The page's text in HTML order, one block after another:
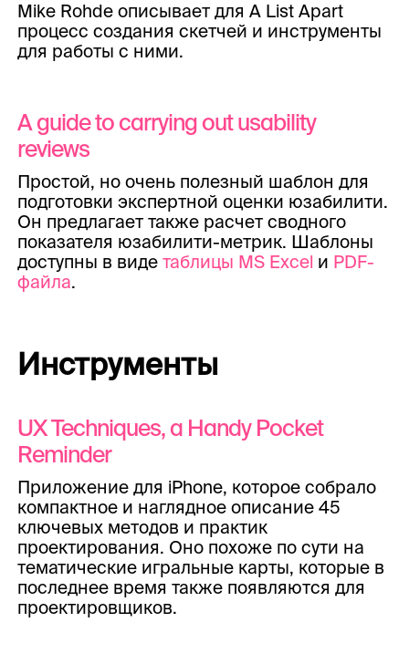
Mike Rohde описывает для A List Apart
процесс создания скетчей и инструменты
для работы с ними.
A guide to carrying out usability
reviews
Простой, но очень полезный шаблон для
подготовки экспертной оценки юзабилити.
Он предлагает также расчет сводного
показателя юзабилити-метрик. Шаблоны
доступны в видетаблицы MS Excel и PDF-
файла.
Инструменты
UX Techniques, a Handy Pocket
Reminder
Приложение для iPhone, которое собрало
компактное и наглядное описание 45
ключевых методов и практик
проектирования. Оно похоже по сути на
тематические игральные карты, которые в
последнее время также появляются для
проектировщиков.